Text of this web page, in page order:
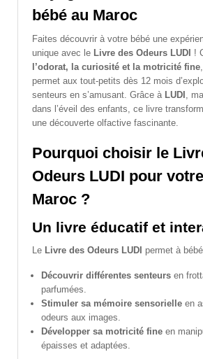
bébé au Maroc
Faites découvrir à votre bébé une
unique avec le Livre des Odeurs LUDI !
l’odorat, la curiosité et la motricité fine
permet aux tout-petits dès 12 mois
senteurs en s’amusant. Grâce à LUDI ,
dans l’éveil des enfants, ce livre
une découverte olfactive fascinante.
Pourquoi choisir le
Odeurs LUDI pour
Maroc ?
Un livre éducatif et
Le Livre des Odeurs LUDI permet à
Découvrir différentes senteurs en
parfumées.
Stimuler sa mémoire sensorielle en
odeurs aux images.
Développer sa motricité fine en
épaisses et adaptées.